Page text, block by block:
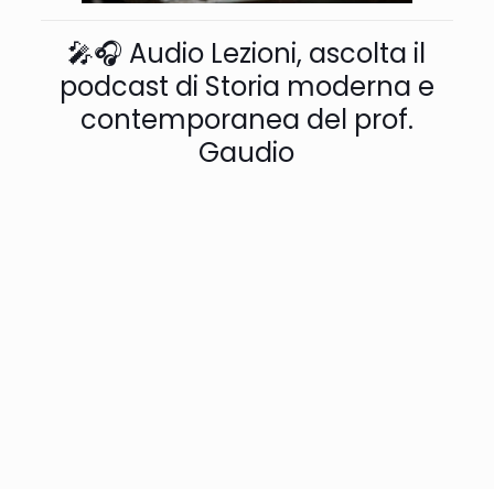
🎤🎧 Audio Lezioni, ascolta il
podcast di Storia moderna e
contemporanea del prof.
Gaudio